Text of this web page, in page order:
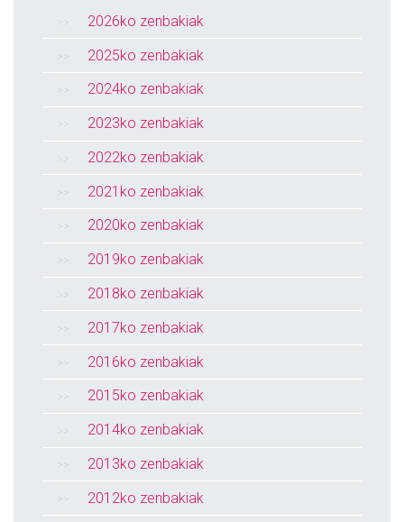
2026ko zenbakiak
2025ko zenbakiak
2024ko zenbakiak
2023ko zenbakiak
2022ko zenbakiak
2021ko zenbakiak
2020ko zenbakiak
2019ko zenbakiak
2018ko zenbakiak
2017ko zenbakiak
2016ko zenbakiak
2015ko zenbakiak
2014ko zenbakiak
2013ko zenbakiak
2012ko zenbakiak